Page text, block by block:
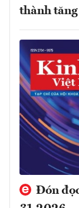
thành
Đón